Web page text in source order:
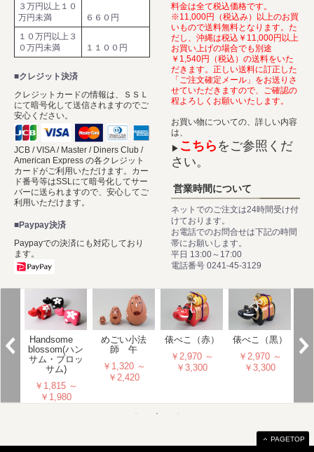
３万円以上１０
万円未満
６６０円
１０万円以上３
０万円未満
１１００円
■クレジット決済
クレジットカードの情報は、ＳＳＬ
にて暗号化して送信されますのでご
安心ください。
JCB / VISA / Master / Diners Club /
American Express の各クレジット
カードがご利用いただけます。カー
ド番号等はSSLにて暗号化してサー
バーに送られますので、安心してご
利用いただけます。
■Paypay決済
Paypayでの決済にも対応しており
ます。
料金は全て税込価格です。
※11,000円（税込み）以上のお買
いもので送料無料となります。た
だし、沖縄は税込￥11,000円以上
お買い上げの場合でも別途
￥1,540円（税込）の送料をいた
だきます。正しい送料に訂正した
「ご注文確定メール」をお送りさ
せていただきますので、ご確認の
程よろしくお願いいたします。
お買い物についての、詳しい内容
は、
▶ こちら をご参照くだ
さい。
営業時間について
ネットでのご注文は24時間受け付
けております。
お電話でのお問合せは下記の時間
帯にお願いします。
平日 13:00～17:00
電話番号 0241-45-3129
2
無
Handsome
blossom(ハン
サム・ブロッ
サム)
￥1,815 ～
￥1,980
めごい小法
師 午
￥1,320 ～
￥2,420
俵べこ（赤）
￥2,970 ～
￥3,300
俵べこ（黒）
￥2,970 ～
￥3,300
獅
PAGETOP